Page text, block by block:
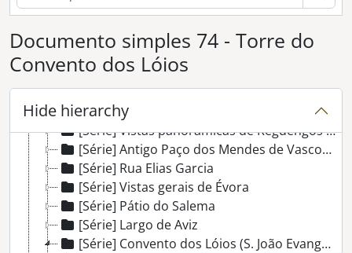
Documento simples 74 - Torre do
Convento dos Lóios
Hide hierarchy
[Série] Convento de N. ª S.ª da Graça
[Série] Ponte sobre o Rio Guadiana, Reguengos/Mourão
[Série] Castelo de Monsaraz
[Série] Moinho dos Clérigos, Guadiana.
[Série] Largo e edifício da Câmara Municipal de Reguengos de Monsaraz
[Série] Construção da Igreja Matriz de Reguengos de Monsaraz
[Série] Vistas panorâmicas de Reguengos de Monsaraz
[Série] Antigo Paço dos Mendes de Vasconcelos, morgados do Esporão.
[Série] Rua Elias Garcia
[Série] Vistas gerais de Évora
[Série] Pátio do Salema
[Série] Largo de Aviz
[Série] Convento dos Lóios (S. João Evangelista)